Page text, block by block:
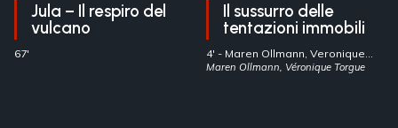
Jula – Il respiro del
vulcano
67'
Il sussurro delle
tentazioni immobili
4' - Maren Ollmann, Veronique
Torgue
- Italia
Maren Ollmann, Véronique Torgue